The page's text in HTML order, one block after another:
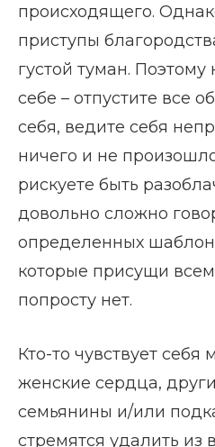
происходящего.
приступы
густой туман.
себе – отпустите все
себя, ведите себя
ничего и не
рискуете быть
довольно сложно
определенных
которые присущи
попросту нет.
Кто-то чувствует
женские сердца,
семьянины и/или
стремятся удалить из